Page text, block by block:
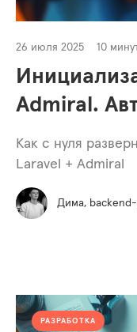
26 июля 2025 10
Admiral.
Как с нуля
Laravel + Admiral
Дима, backend-
РАЗРАБОТКА